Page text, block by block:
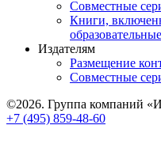
Совместные
Книги,
Издателям
Размещение
Совместные
©2026. Группа компаний
+7 (495) 859-48-60